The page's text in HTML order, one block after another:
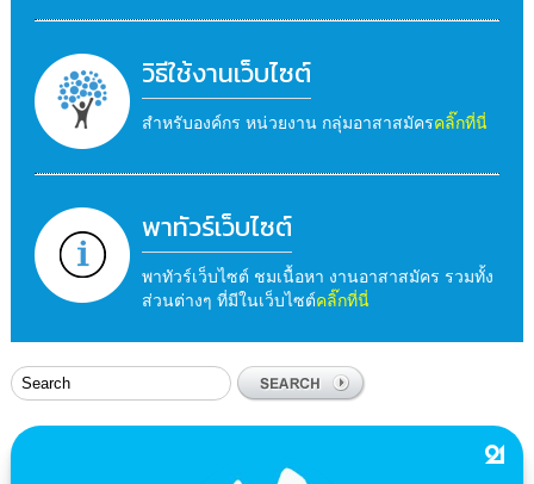
วิธีใช้งานเว็บไซต์
สำหรับองค์กร หน่วยงาน กลุ่มอาสาสมัครคลิ๊กที่นี่
พาทัวร์เว็บไซต์
พาทัวร์เว็บไซต์ ชมเนื้อหา งานอาสาสมัคร รวมทั้ง
ส่วนต่างๆ ที่มีในเว็บไซต์คลิ๊กที่นี่